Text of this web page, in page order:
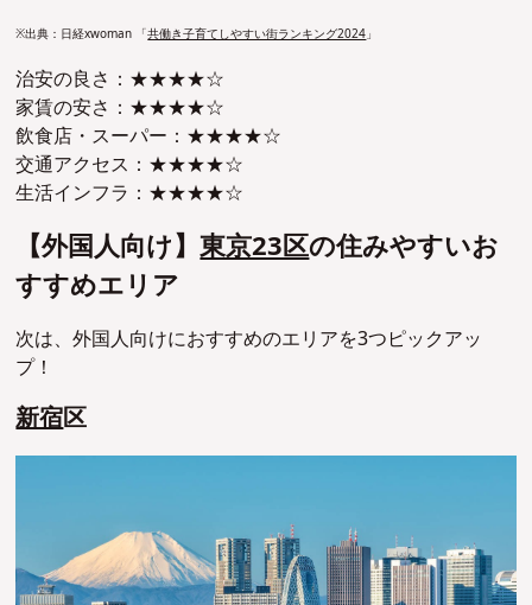
※出典：日経xwoman 「共働き子育てしやすい街ランキング2024」
治安の良さ：★★★★☆
家賃の安さ：★★★★☆
飲食店・スーパー：★★★★☆
交通アクセス：★★★★☆
生活インフラ：★★★★☆
【外国人向け】東京23区の住みやすいお
すすめエリア
次は、外国人向けにおすすめのエリアを3つピックアッ
プ！
新宿区